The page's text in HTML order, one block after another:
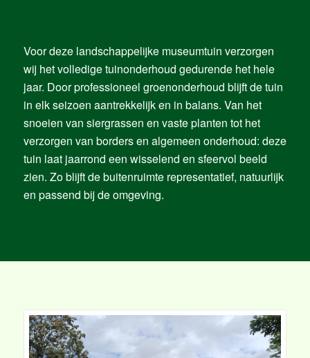
Voor deze landschappelijke museumtuin verzorgen
wij het volledige tuinonderhoud gedurende het hele
jaar. Door professioneel groenonderhoud blijft de tuin
in elk seizoen aantrekkelijk en in balans. Van het
snoeien van siergrassen en vaste planten tot het
verzorgen van borders en algemeen onderhoud: deze
tuin laat jaarrond een wisselend en sfeervol beeld
zien. Zo blijft de buitenruimte representatief, natuurlijk
en passend bij de omgeving.